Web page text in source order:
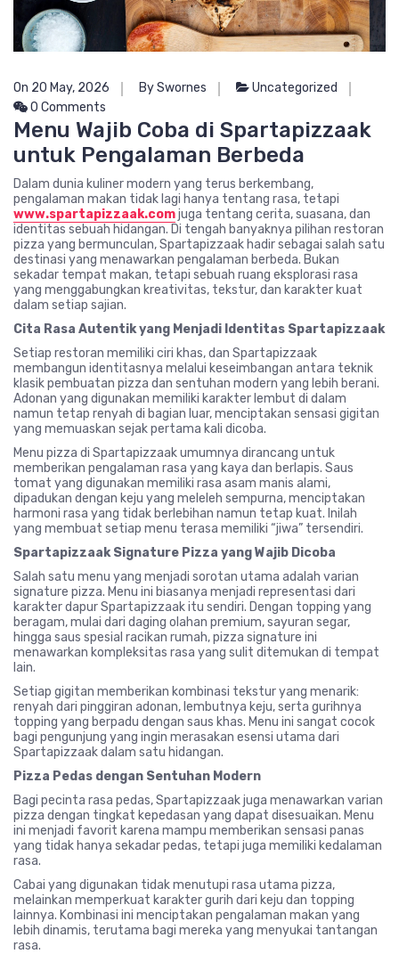
On 20 May, 2026 By Swornes
Uncategorized
0 Comments
Menu Wajib Coba di Spartapizzaak
untuk Pengalaman Berbeda
Dalam dunia kuliner modern yang terus berkembang,
pengalaman makan tidak lagi hanya tentang rasa, tetapi
www.spartapizzaak.comjuga tentang cerita, suasana, dan
identitas sebuah hidangan. Di tengah banyaknya pilihan restoran
pizza yang bermunculan, Spartapizzaak hadir sebagai salah satu
destinasi yang menawarkan pengalaman berbeda. Bukan
sekadar tempat makan, tetapi sebuah ruang eksplorasi rasa
yang menggabungkan kreativitas, tekstur, dan karakter kuat
dalam setiap sajian.
Cita Rasa Autentik yang Menjadi Identitas Spartapizzaak
Setiap restoran memiliki ciri khas, dan Spartapizzaak
membangun identitasnya melalui keseimbangan antara teknik
klasik pembuatan pizza dan sentuhan modern yang lebih berani.
Adonan yang digunakan memiliki karakter lembut di dalam
namun tetap renyah di bagian luar, menciptakan sensasi gigitan
yang memuaskan sejak pertama kali dicoba.
Menu pizza di Spartapizzaak umumnya dirancang untuk
memberikan pengalaman rasa yang kaya dan berlapis. Saus
tomat yang digunakan memiliki rasa asam manis alami,
dipadukan dengan keju yang meleleh sempurna, menciptakan
harmoni rasa yang tidak berlebihan namun tetap kuat. Inilah
yang membuat setiap menu terasa memiliki “jiwa” tersendiri.
Spartapizzaak Signature Pizza yang Wajib Dicoba
Salah satu menu yang menjadi sorotan utama adalah varian
signature pizza. Menu ini biasanya menjadi representasi dari
karakter dapur Spartapizzaak itu sendiri. Dengan topping yang
beragam, mulai dari daging olahan premium, sayuran segar,
hingga saus spesial racikan rumah, pizza signature ini
menawarkan kompleksitas rasa yang sulit ditemukan di tempat
lain.
Setiap gigitan memberikan kombinasi tekstur yang menarik:
renyah dari pinggiran adonan, lembutnya keju, serta gurihnya
topping yang berpadu dengan saus khas. Menu ini sangat cocok
bagi pengunjung yang ingin merasakan esensi utama dari
Spartapizzaak dalam satu hidangan.
Pizza Pedas dengan Sentuhan Modern
Bagi pecinta rasa pedas, Spartapizzaak juga menawarkan varian
pizza dengan tingkat kepedasan yang dapat disesuaikan. Menu
ini menjadi favorit karena mampu memberikan sensasi panas
yang tidak hanya sekadar pedas, tetapi juga memiliki kedalaman
rasa.
Cabai yang digunakan tidak menutupi rasa utama pizza,
melainkan memperkuat karakter gurih dari keju dan topping
lainnya. Kombinasi ini menciptakan pengalaman makan yang
lebih dinamis, terutama bagi mereka yang menyukai tantangan
rasa.